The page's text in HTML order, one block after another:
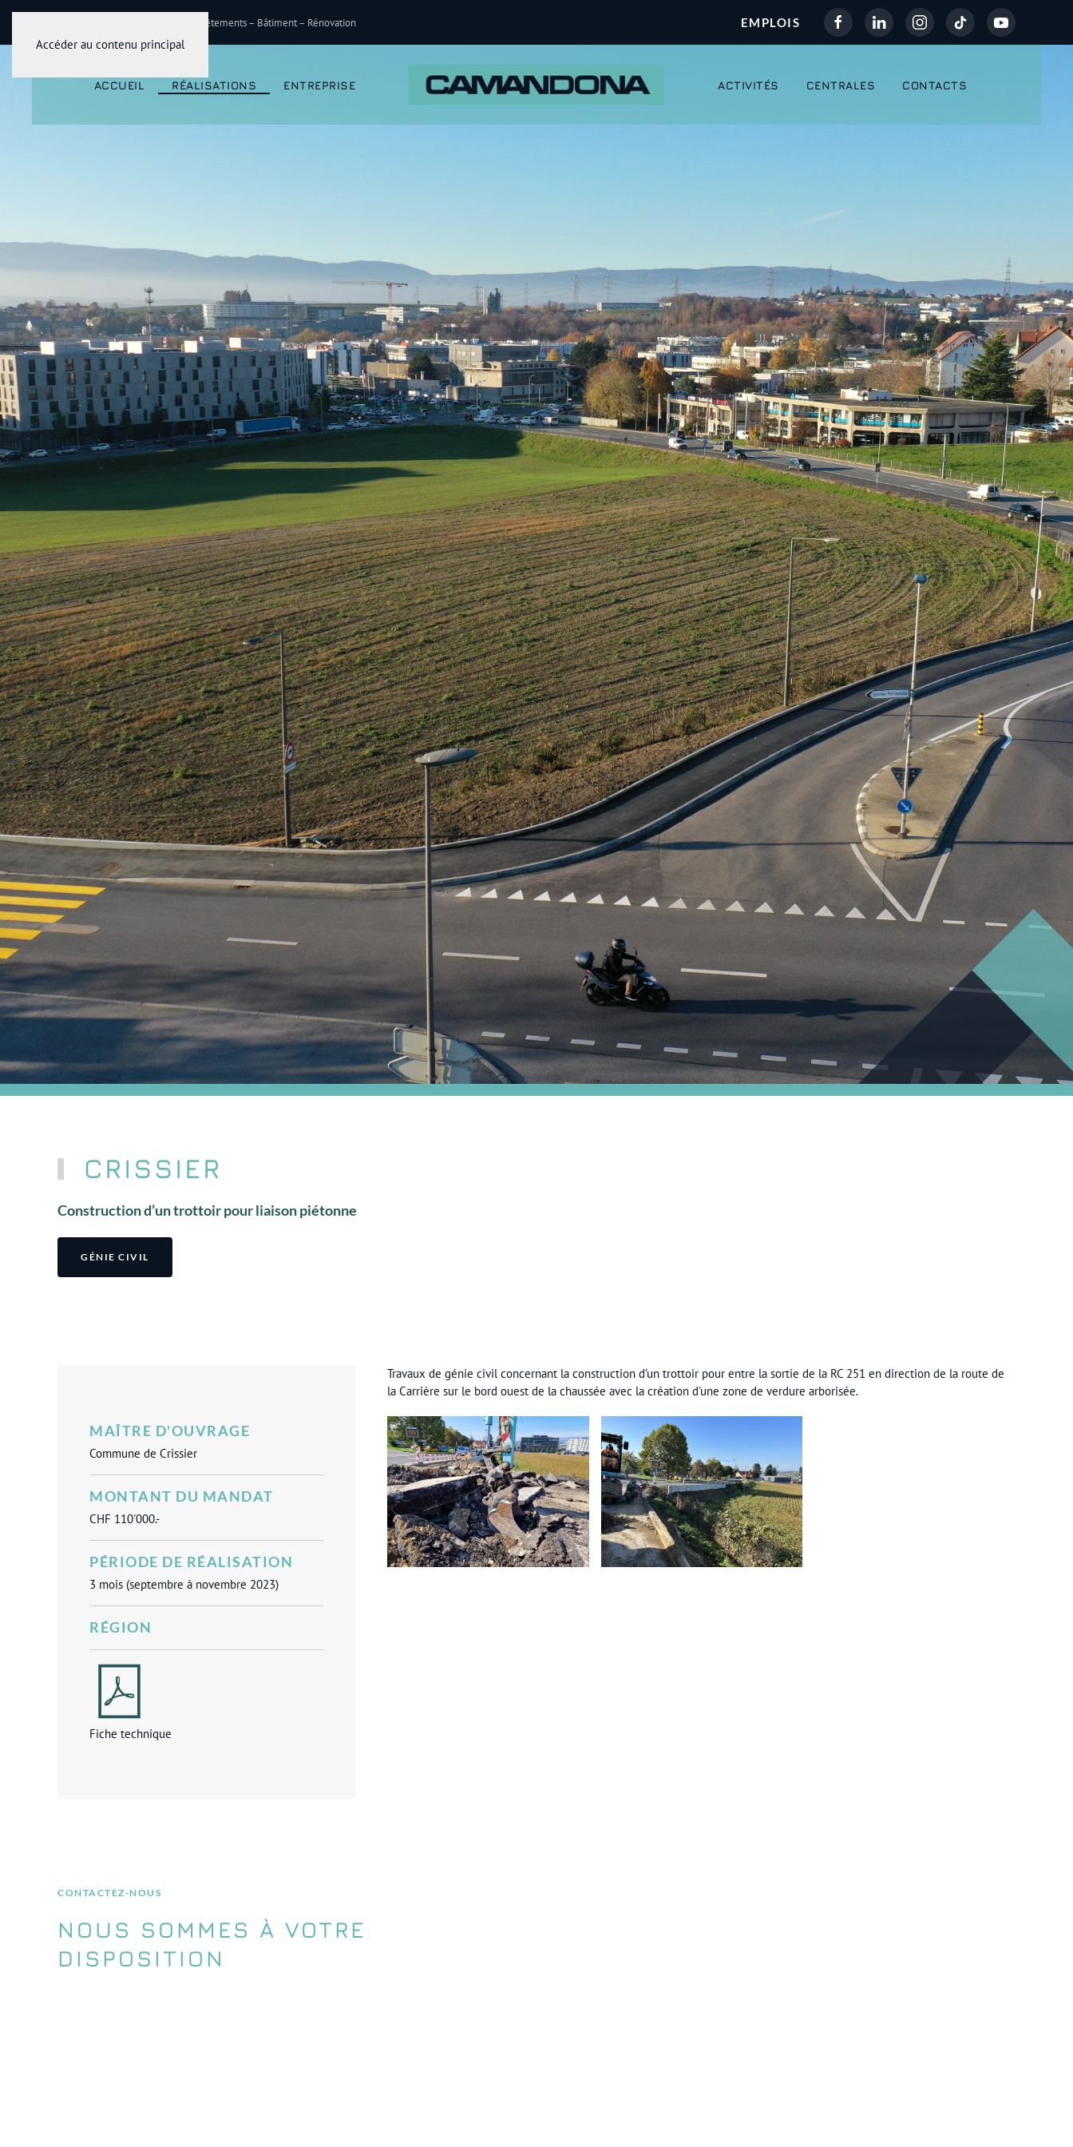
Accéder au contenu principal
Travaux publics – Génie civil –Revêtements – Bâtiment – Rénovation EMPLOIS
ACCUEIL RÉALISATIONS ENTREPRISE ACTIVITÉS CENTRALES CONTACTS
CRISSIER
Construction d’un trottoir pour liaison piétonne
GÉNIE CIVIL
MAÎTRE D'OUVRAGE
Commune de Crissier
MONTANT DU MANDAT
CHF 110'000.-
PÉRIODE DE RÉALISATION
3 mois (septembre à novembre 2023)
RÉGION
Fiche technique
Travaux de génie civil concernant la construction d’un trottoir pour entre la sortie de la RC 251 en direction de la route de
la Carrière sur le bord ouest de la chaussée avec la création d'une zone de verdure arborisée.
CONTACTEZ-NOUS
NOUS SOMMES À VOTRE
DISPOSITION